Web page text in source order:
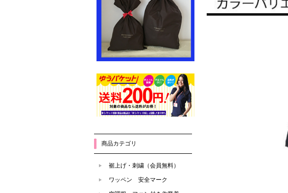
商品カテゴリ
裾上げ・刺繍（会員無料）
ワッペン 安全マーク